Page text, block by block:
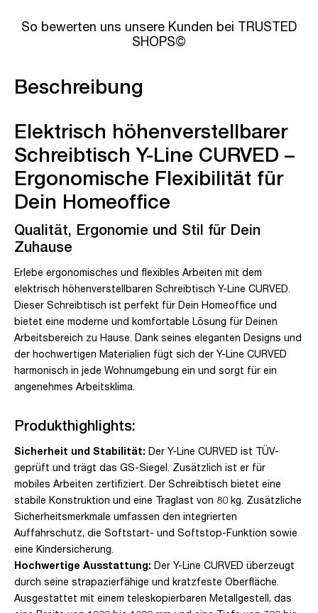
So bewerten uns unsere Kunden bei TRUSTED
SHOPS©
Beschreibung
Elektrisch höhenverstellbarer
Schreibtisch Y-Line CURVED –
Ergonomische Flexibilität für
Dein Homeoffice
Qualität, Ergonomie und Stil für Dein
Zuhause
Erlebe ergonomisches und flexibles Arbeiten mit dem
elektrisch höhenverstellbaren Schreibtisch Y-Line CURVED.
Dieser Schreibtisch ist perfekt für Dein Homeoffice und
bietet eine moderne und komfortable Lösung für Deinen
Arbeitsbereich zu Hause. Dank seines eleganten Designs und
der hochwertigen Materialien fügt sich der Y-Line CURVED
harmonisch in jede Wohnumgebung ein und sorgt für ein
angenehmes Arbeitsklima.
Produkthighlights:
Sicherheit und Stabilität: Der Y-Line CURVED ist TÜV-
geprüft und trägt das GS-Siegel. Zusätzlich ist er für
mobiles Arbeiten zertifiziert. Der Schreibtisch bietet eine
stabile Konstruktion und eine Traglast von 80 kg. Zusätzliche
Sicherheitsmerkmale umfassen den integrierten
Auffahrschutz, die Softstart- und Softstop-Funktion sowie
eine Kindersicherung.
Hochwertige Ausstattung: Der Y-Line CURVED überzeugt
durch seine strapazierfähige und kratzfeste Oberfläche.
Ausgestattet mit einem teleskopierbaren Metallgestell, das